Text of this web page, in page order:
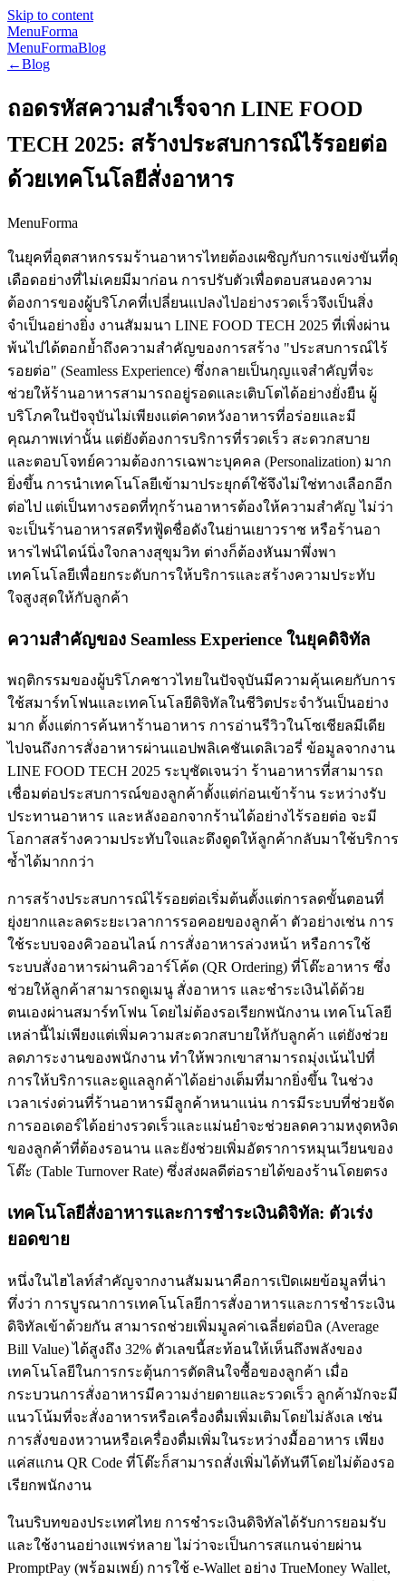
Skip to content
MenuForma
MenuFormaBlog
←Blog
ถอดรหัสความสำเร็จจาก LINE FOOD
TECH 2025: สร้างประสบการณ์ไร้รอยต่อ
ด้วยเทคโนโลยีสั่งอาหาร
MenuForma
ในยุคที่อุตสาหกรรมร้านอาหารไทยต้องเผชิญกับการแข่งขันที่ดุ
เดือดอย่างที่ไม่เคยมีมาก่อน การปรับตัวเพื่อตอบสนองความ
ต้องการของผู้บริโภคที่เปลี่ยนแปลงไปอย่างรวดเร็วจึงเป็นสิ่ง
จำเป็นอย่างยิ่ง งานสัมมนา LINE FOOD TECH 2025 ที่เพิ่งผ่าน
พ้นไปได้ตอกย้ำถึงความสำคัญของการสร้าง "ประสบการณ์ไร้
รอยต่อ" (Seamless Experience) ซึ่งกลายเป็นกุญแจสำคัญที่จะ
ช่วยให้ร้านอาหารสามารถอยู่รอดและเติบโตได้อย่างยั่งยืน ผู้
บริโภคในปัจจุบันไม่เพียงแต่คาดหวังอาหารที่อร่อยและมี
คุณภาพเท่านั้น แต่ยังต้องการบริการที่รวดเร็ว สะดวกสบาย
และตอบโจทย์ความต้องการเฉพาะบุคคล (Personalization) มาก
ยิ่งขึ้น การนำเทคโนโลยีเข้ามาประยุกต์ใช้จึงไม่ใช่ทางเลือกอีก
ต่อไป แต่เป็นทางรอดที่ทุกร้านอาหารต้องให้ความสำคัญ ไม่ว่า
จะเป็นร้านอาหารสตรีทฟู้ดชื่อดังในย่านเยาวราช หรือร้านอา
หารไฟน์ไดน์นิ่งใจกลางสุขุมวิท ต่างก็ต้องหันมาพึ่งพา
เทคโนโลยีเพื่อยกระดับการให้บริการและสร้างความประทับ
ใจสูงสุดให้กับลูกค้า
ความสำคัญของ Seamless Experience ในยุคดิจิทัล
พฤติกรรมของผู้บริโภคชาวไทยในปัจจุบันมีความคุ้นเคยกับการ
ใช้สมาร์ทโฟนและเทคโนโลยีดิจิทัลในชีวิตประจำวันเป็นอย่าง
มาก ตั้งแต่การค้นหาร้านอาหาร การอ่านรีวิวในโซเชียลมีเดีย
ไปจนถึงการสั่งอาหารผ่านแอปพลิเคชันเดลิเวอรี่ ข้อมูลจากงาน
LINE FOOD TECH 2025 ระบุชัดเจนว่า ร้านอาหารที่สามารถ
เชื่อมต่อประสบการณ์ของลูกค้าตั้งแต่ก่อนเข้าร้าน ระหว่างรับ
ประทานอาหาร และหลังออกจากร้านได้อย่างไร้รอยต่อ จะมี
โอกาสสร้างความประทับใจและดึงดูดให้ลูกค้ากลับมาใช้บริการ
ซ้ำได้มากกว่า
การสร้างประสบการณ์ไร้รอยต่อเริ่มต้นตั้งแต่การลดขั้นตอนที่
ยุ่งยากและลดระยะเวลาการรอคอยของลูกค้า ตัวอย่างเช่น การ
ใช้ระบบจองคิวออนไลน์ การสั่งอาหารล่วงหน้า หรือการใช้
ระบบสั่งอาหารผ่านคิวอาร์โค้ด (QR Ordering) ที่โต๊ะอาหาร ซึ่ง
ช่วยให้ลูกค้าสามารถดูเมนู สั่งอาหาร และชำระเงินได้ด้วย
ตนเองผ่านสมาร์ทโฟน โดยไม่ต้องรอเรียกพนักงาน เทคโนโลยี
เหล่านี้ไม่เพียงแต่เพิ่มความสะดวกสบายให้กับลูกค้า แต่ยังช่วย
ลดภาระงานของพนักงาน ทำให้พวกเขาสามารถมุ่งเน้นไปที่
การให้บริการและดูแลลูกค้าได้อย่างเต็มที่มากยิ่งขึ้น ในช่วง
เวลาเร่งด่วนที่ร้านอาหารมีลูกค้าหนาแน่น การมีระบบที่ช่วยจัด
การออเดอร์ได้อย่างรวดเร็วและแม่นยำจะช่วยลดความหงุดหงิด
ของลูกค้าที่ต้องรอนาน และยังช่วยเพิ่มอัตราการหมุนเวียนของ
โต๊ะ (Table Turnover Rate) ซึ่งส่งผลดีต่อรายได้ของร้านโดยตรง
เทคโนโลยีสั่งอาหารและการชำระเงินดิจิทัล: ตัวเร่ง
ยอดขาย
หนึ่งในไฮไลท์สำคัญจากงานสัมมนาคือการเปิดเผยข้อมูลที่น่า
ทึ่งว่า การบูรณาการเทคโนโลยีการสั่งอาหารและการชำระเงิน
ดิจิทัลเข้าด้วยกัน สามารถช่วยเพิ่มมูลค่าเฉลี่ยต่อบิล (Average
Bill Value) ได้สูงถึง 32% ตัวเลขนี้สะท้อนให้เห็นถึงพลังของ
เทคโนโลยีในการกระตุ้นการตัดสินใจซื้อของลูกค้า เมื่อ
กระบวนการสั่งอาหารมีความง่ายดายและรวดเร็ว ลูกค้ามักจะมี
แนวโน้มที่จะสั่งอาหารหรือเครื่องดื่มเพิ่มเติมโดยไม่ลังเล เช่น
การสั่งของหวานหรือเครื่องดื่มเพิ่มในระหว่างมื้ออาหาร เพียง
แค่สแกน QR Code ที่โต๊ะก็สามารถสั่งเพิ่มได้ทันทีโดยไม่ต้องรอ
เรียกพนักงาน
ในบริบทของประเทศไทย การชำระเงินดิจิทัลได้รับการยอมรับ
และใช้งานอย่างแพร่หลาย ไม่ว่าจะเป็นการสแกนจ่ายผ่าน
PromptPay (พร้อมเพย์) การใช้ e-Wallet อย่าง TrueMoney Wallet,